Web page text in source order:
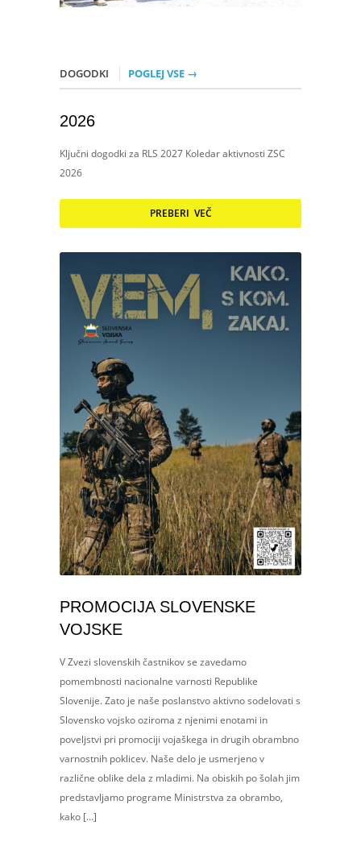
DOGODKI POGLEJ VSE →
2026
Ključni dogodki za RLS 2027 Koledar aktivnosti ZSC
2026
PREBERI VEČ
PROMOCIJA SLOVENSKE
VOJSKE
V Zvezi slovenskih častnikov se zavedamo
pomembnosti nacionalne varnosti Republike
Slovenije. Zato je naše poslanstvo aktivno sodelovati s
Slovensko vojsko oziroma z njenimi enotami in
poveljstvi pri promociji vojaškega in drugih obrambno
varnostnih poklicev. Naše delo je usmerjeno v
različne oblike dela z mladimi. Na obiskih po šolah jim
predstavljamo programe Ministrstva za obrambo,
kako […]